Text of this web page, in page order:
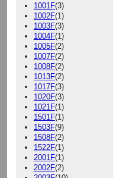
1001F(3)
1002F(1)
1003F(3)
1004F(1)
1005F(2)
1007F(2)
1008F(2)
1013F(2)
1017F(3)
1020F(3)
1021F(1)
1501F(1)
1503F(9)
1508F(2)
1522F(1)
2001F(1)
2002F(2)